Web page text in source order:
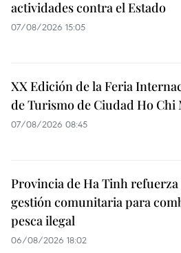
actividades contra el Estado
07/08/2026 15:05
XX Edición de la Feria
de Turismo de Ciudad Ho Chi
07/08/2026 08:45
Provincia de Ha Tinh refuerza
gestión comunitaria para
pesca ilegal
06/08/2026 18:02